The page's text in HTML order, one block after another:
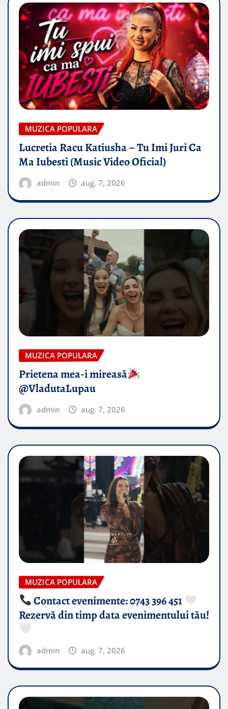
MUZICA POPULARA
Lucretia Racu Katiusha – Tu Imi Juri Ca
Ma Iubesti (Music Video Oficial)
admin aug. 7, 2026
MUZICA POPULARA
Prietena mea-i mireasă​
@VladutaLupau
admin aug. 7, 2026
MUZICA POPULARA
Contact evenimente: 0743 396 451
Rezervă din timp data evenimentului tău!
admin aug. 7, 2026